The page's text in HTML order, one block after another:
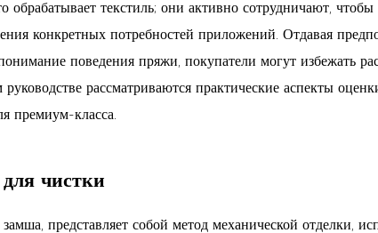
обрабатывает текстиль; они активно сотрудничают,
конкретных потребностей приложений. Отдавая
поведения пряжи, покупатели могут избежать
рассматриваются практические аспекты
премиум-класса.
чистки
представляет собой метод механической отделки,